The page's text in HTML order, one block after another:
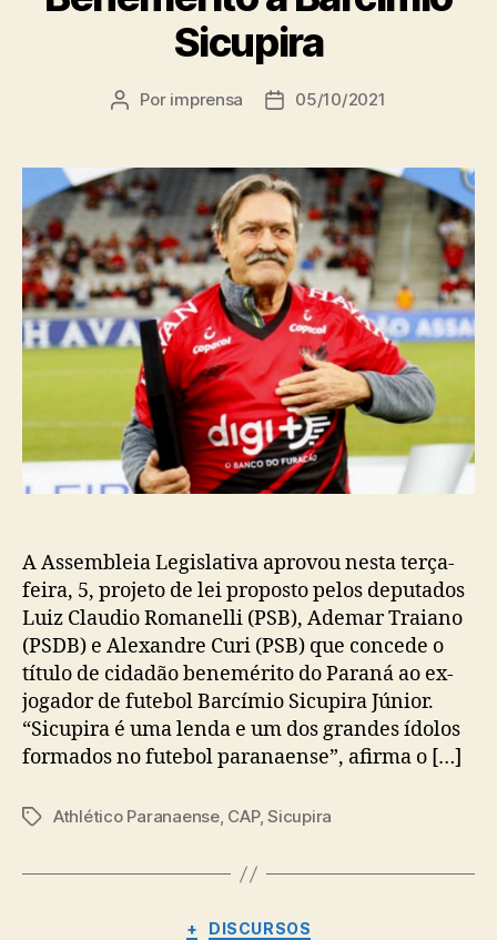
Sicupira
Autor
Por imprensa
Data05/10/2021
A Assembleia Legislativa aprovou nesta terça-
feira, 5, projeto de lei proposto pelos deputados
Luiz Claudio Romanelli (PSB), Ademar Traiano
(PSDB) e Alexandre Curi (PSB) que concede o
título de cidadão benemérito do Paraná ao ex-
jogador de futebol Barcímio Sicupira Júnior.
“Sicupira é uma lenda e um dos grandes ídolos
formados no futebol paranaense”, afirma o […]
TagsAthlético Paranaense, CAP,Sicupira
Categorias
+ DISCURSOS